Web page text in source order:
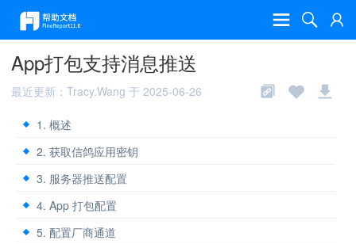
App打包支持消息推送
最近更新：Tracy.Wang 于 2025-06-26
1. 概述
2. 获取信鸽应用密钥
3. 服务器推送配置
4. App 打包配置
5. 配置厂商通道